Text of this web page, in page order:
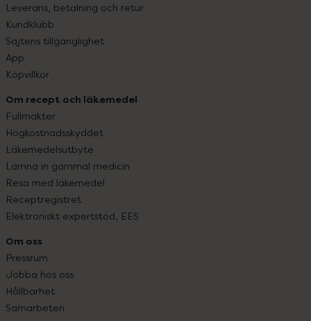
Leverans, betalning och retur
Kundklubb
Sajtens tillgänglighet
App
Köpvillkor
Om recept och läkemedel
Fullmakter
Högkostnadsskyddet
Läkemedelsutbyte
Lämna in gammal medicin
Resa med läkemedel
Receptregistret
Elektroniskt expertstöd, EES
Om oss
Pressrum
Jobba hos oss
Hållbarhet
Samarbeten